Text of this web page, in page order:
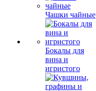
Чашки чайные
Бокалы для
вина и
игристого